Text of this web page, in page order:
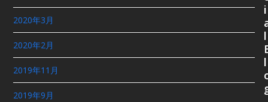
2020年3月
2020年2月
2019年11月
2019年9月
i
l
l